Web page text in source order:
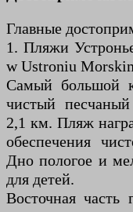
Главные
1. Пляжи
w Ustroniu
Самый большой
чистый
2,1 км. Пляж
обеспечения
Дно пологое и
для детей.
Восточная